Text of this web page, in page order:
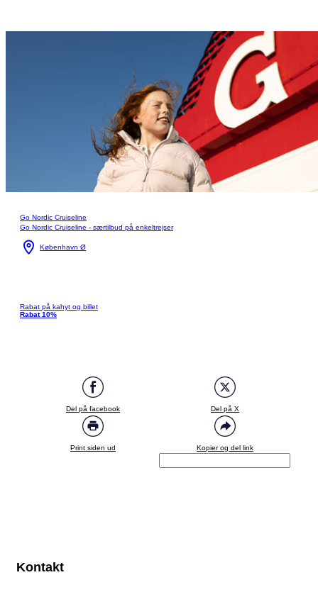
Go Nordic Cruiseline
Go Nordic Cruiseline - særtilbud på enkeltrejser
København Ø
Rabat på kahyt og billet
Rabat 10%
Del på facebook Del på X
Print siden ud Kopier og del link
Kontakt